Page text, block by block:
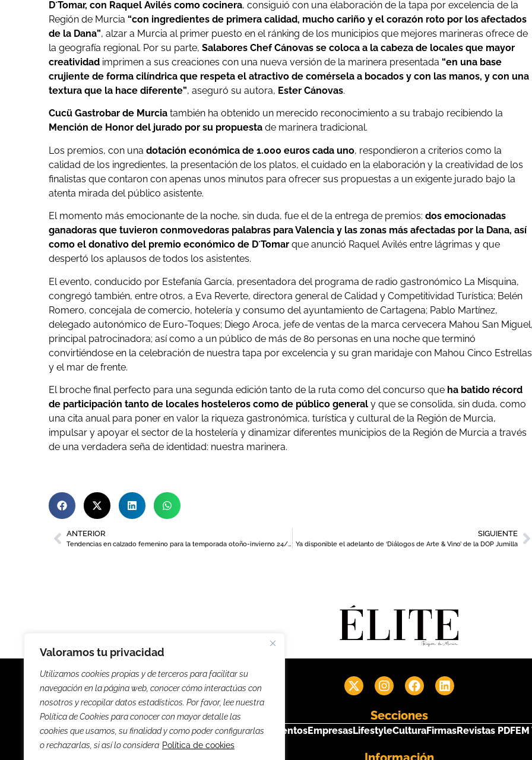
Valoramos tu privacidad
Utilizamos cookies propias y de terceros para facilitar su
navegación en la página web, conocer cómo interactúas con
nosotros y recopilar datos estadísticos. Por favor, lee nuestra
Política de Cookies para conocer con mayor detalle las
cookies que usamos, su finalidad y como poder configurarlas
o rechazarlas, si así lo considera Política de cookies
D´Tomar, con Raquel Avilés como cocinera, consiguió con una elaboración de la tapa por excelencia de la
Región de Murcia “con ingredientes de primera calidad, mucho cariño y el corazón roto por los afectados
de la Dana”, alzar a Murcia al primer puesto en el ránking de los municipios que mejores marineras ofrece de
la geografía regional. Por su parte, Salabores Chef Cánovas se coloca a la cabeza de locales que mayor
creatividad imprimen a sus creaciones con una nueva versión de la marinera presentada “en una base
crujiente de forma cilíndrica que respeta el atractivo de comérsela a bocados y con las manos, y con una
textura que la hace diferente”, aseguró su autora, Ester Cánovas.
Cucü Gastrobar de Murcia también ha obtenido un merecido reconocimiento a su trabajo recibiendo la
Mención de Honor del jurado por su propuesta de marinera tradicional.
Los premios, con una dotación económica de 1.000 euros cada uno, respondieron a criterios como la
calidad de los ingredientes, la presentación de los platos, el cuidado en la elaboración y la creatividad de los
finalistas que contaron con apenas unos minutos para ofrecer sus propuestas a un exigente jurado bajo la
atenta mirada del público asistente.
El momento más emocionante de la noche, sin duda, fue el de la entrega de premios: dos emocionadas
ganadoras que tuvieron conmovedoras palabras para Valencia y las zonas más afectadas por la Dana, así
como el donativo del premio económico de D´Tomar que anunció Raquel Avilés entre lágrimas y que
despertó los aplausos de todos los asistentes.
El evento, conducido por Estefanía García, presentadora del programa de radio gastronómico La Misquina,
congregó también, entre otros, a Eva Reverte, directora general de Calidad y Competitividad Turística; Belén
Romero, concejala de comercio, hotelería y consumo del ayuntamiento de Cartagena; Pablo Martínez,
delegado autonómico de Euro-Toques; Diego Aroca, jefe de ventas de la marca cervecera Mahou San
principal patrocinadora; así como a un público de más de 80 personas en una noche que terminó
convirtiéndose en la celebración de nuestra tapa por excelencia y su gran maridaje con Mahou Cinco Estrellas
y el mar de frente.
El broche final perfecto para una segunda edición tanto de la ruta como del concurso que ha batido récord
de participación tanto de locales hosteleros como de público general y que se consolida, sin duda, como
una cita anual para poner en valor la riqueza gastronómica, turística y cultural de la Región de Murcia,
impulsar y apoyar el sector de la hostelería y dinamizar diferentes municipios de la Región de Murcia a través
de una verdadera seña de identidad: nuestra marinera.
ANTERIOR
Tendencias en calzado femenino para la temporada otoño-invierno 24/25
SIGUIENTE
Ya disponible el adelanto de ‘Diálogos de Arte & Vino’ de la DOP Jumilla
Secciones
NoticiasEntrevistas EventosEmpresasLifestyleCulturaFirmasRevistas PDFEM